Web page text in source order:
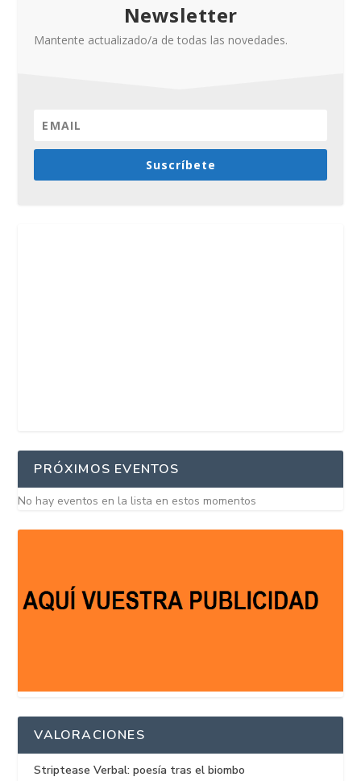
Newsletter
Mantente actualizado/a de todas las novedades.
Suscríbete
PRÓXIMOS EVENTOS
No hay eventos en la lista en estos momentos
VALORACIONES
Striptease Verbal: poesía tras el biombo